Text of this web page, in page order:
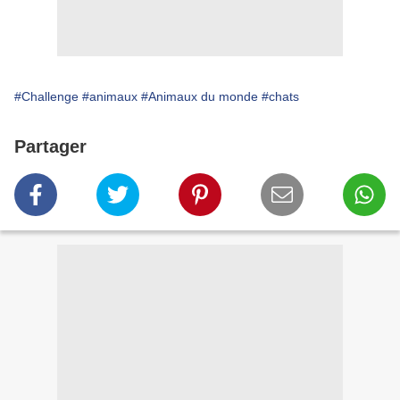
#Challenge #animaux #Animaux du monde #chats
Partager